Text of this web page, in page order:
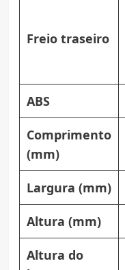
Freio traseiro
ABS
Comprimento
(mm)
Largura (mm)
Altura (mm)
Altura do